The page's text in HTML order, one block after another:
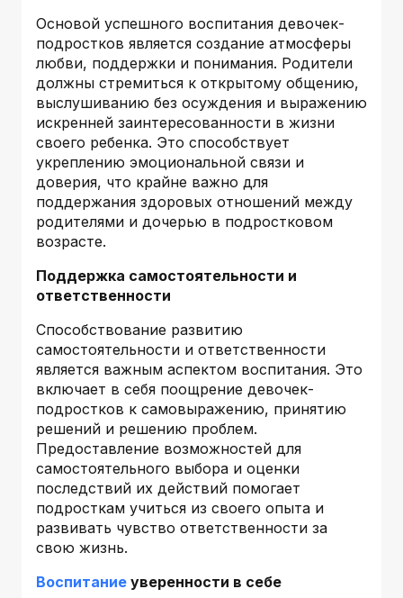
Основой успешного воспитания девочек-
подростков является создание атмосферы
любви, поддержки и понимания. Родители
должны стремиться к открытому общению,
выслушиванию без осуждения и выражению
искренней заинтересованности в жизни
своего ребенка. Это способствует
укреплению эмоциональной связи и
доверия, что крайне важно для
поддержания здоровых отношений между
родителями и дочерью в подростковом
возрасте.
Поддержка самостоятельности и
ответственности
Способствование развитию
самостоятельности и ответственности
является важным аспектом воспитания. Это
включает в себя поощрение девочек-
подростков к самовыражению, принятию
решений и решению проблем.
Предоставление возможностей для
самостоятельного выбора и оценки
последствий их действий помогает
подросткам учиться из своего опыта и
развивать чувство ответственности за
свою жизнь.
Воспитание уверенности в себе